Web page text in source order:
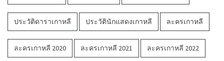
ประวัติดาราเกาหลี ประวัตินักแสดงเกาหลี ละครเกาหลี
ละครเกาหลี 2020 ละครเกาหลี 2021 ละครเกาหลี 2022